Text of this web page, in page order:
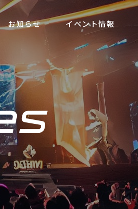
お知らせ イベント情報